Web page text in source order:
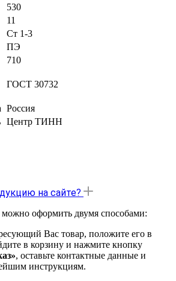
530
11
Ст 1-3
ПЭ
710
ГОСТ 30732
Россия
Центр ТИНН
на сайте?
можно оформить двумя способами:
Вас товар, положите его в
в корзину и нажмите кнопку
, оставьте контактные данные и
инструкциям.